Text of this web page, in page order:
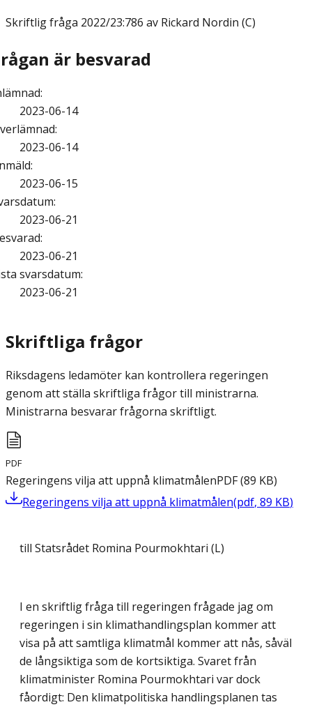
Skriftlig fråga 2022/23:786 av Rickard Nordin (C)
är besvarad
:
2023-06-14
:
2023-06-14
:
2023-06-15
:
2023-06-21
:
2023-06-21
svarsdatum:
2023-06-21
Skriftliga frågor
Riksdagens ledamöter kan kontrollera regeringen
genom att ställa skriftliga frågor till ministrarna.
Ministrarna besvarar frågorna skriftligt.
PDF
Regeringens vilja att uppnå klimatmålenPDF(89 KB)
Regeringens vilja att uppnå klimatmålen(pdf, 89 KB)
till Statsrådet Romina Pourmokhtari (L)
I en skriftlig fråga till regeringen frågade jag om
regeringen i sin klimathandlingsplan kommer att
visa på att samtliga klimatmål kommer att nås, såväl
de långsiktiga som de kortsiktiga. Svaret från
klimatminister Romina Pourmokhtari var dock
fåordigt: Den klimatpolitiska handlingsplanen tas